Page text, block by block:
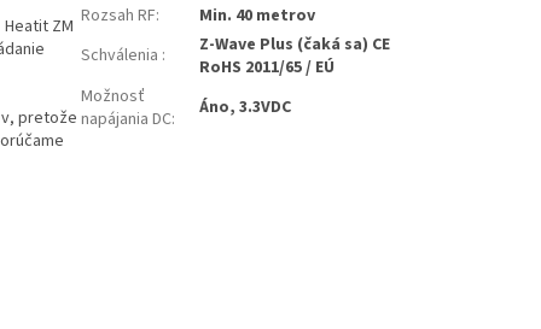
ZM
pretože
Rozsah RF:
Min. 40 metrov
Schválenia :
Z-Wave Plus (čaká sa) CE
RoHS 2011/65 / EÚ
Možnosť
napájania DC: Áno, 3.3VDC